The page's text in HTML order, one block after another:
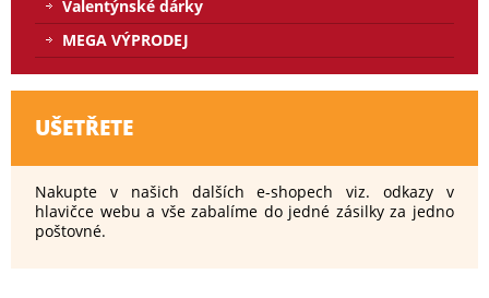
Valentýnské dárky
MEGA VÝPRODEJ
UŠETŘETE
Nakupte v našich dalších e-shopech viz. odkazy v
hlavičce webu a vše zabalíme do jedné zásilky za jedno
poštovné.